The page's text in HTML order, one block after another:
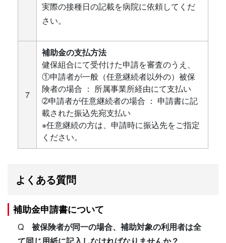
実際の接種日の記載を病院に依頼してくだ
さい。
7
補助金の支払方法
健保組合にて受付けた申請を審査のうえ、
①申請者が一般（任意継続者以外の）被保
険者の場合 ： 所属事業所経由にて支払い
➁申請者が任意継続者の場合 ： 申請書に記
載された振込先宛支払い
※任意継続の方は、申請時に振込先をご指定
ください。
よくある質問
補助金申請書について
Q 被保険者が同一の場合、補助対象の利用者は全